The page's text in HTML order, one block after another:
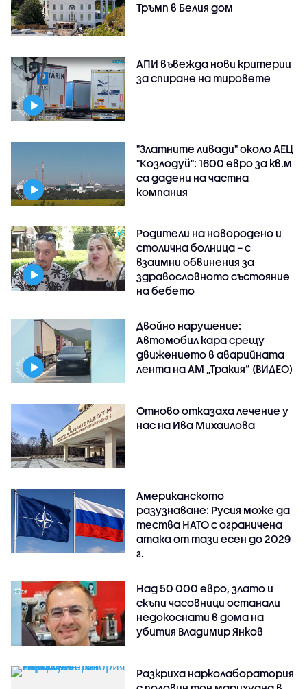
Тръмп в Белия дом
АПИ въвежда нови критерии
за спиране на тировете
"Златните ливади" около АЕЦ
"Козлодуй": 1600 евро за кв.м
са дадени на частна
компания
Родители на новородено и
столична болница – с
взаимни обвинения за
здравословното състояние
на бебето
Двойно нарушение:
Автомобил кара срещу
движението в аварийната
лента на АМ „Тракия” (ВИДЕО)
Отново отказаха лечение у
нас на Ива Михаилова
Американското
разузнаване: Русия може да
тества НАТО с ограничена
атака от тази есен до 2029
г.
Над 50 000 евро, злато и
скъпи часовници останали
недокоснати в дома на
убития Владимир Янков
Разкриха нарколаборатория